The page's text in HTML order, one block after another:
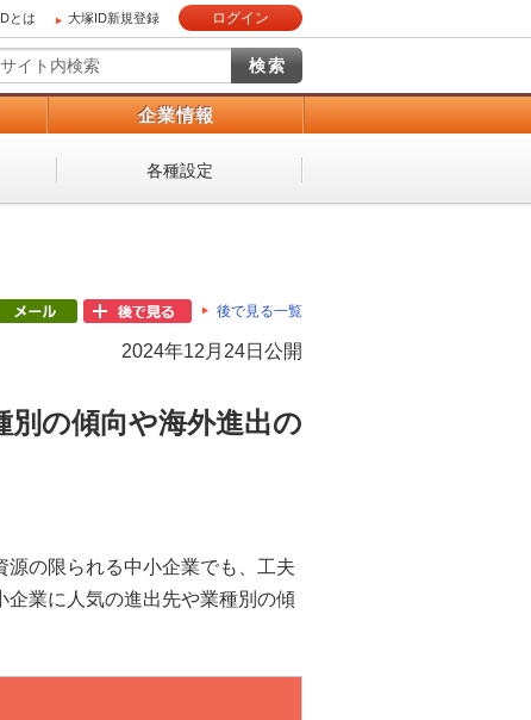
とは 大塚ID新規登録 ログイン
企業情報
各種設定
後で見る一覧
2024年12月24日公開
別の傾向や海外進出の
の限られる中小企業でも、工夫
業に人気の進出先や業種別の傾